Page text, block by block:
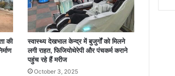
की
स्वास्थ्य देखभाल केन्द्र में बुजुर्गों को मिलने
लगी राहत, फिजियोथेरेपी और पंचकर्म कराने
पहुंच रहे हैं मरीज
October 3, 2025